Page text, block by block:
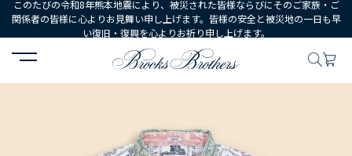
このたびの令和8年熊本地震により、被災された皆様ならびにそのご家族・ご
関係者の皆様に心よりお見舞い申し上げます。皆様の安全と被災地の一日も早
い復旧・復興を心よりお祈り申し上げます。
HOME ウェア シャツ カジュアルシャツ Brooks